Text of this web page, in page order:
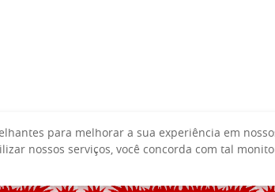
para melhorar a sua experiência em
nossos serviços, você concorda com tal